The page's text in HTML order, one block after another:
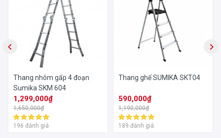
Thang nhôm gấp 4 đoạn
Sumika SKM 604
1,299,000₫
1,650,000₫
196 đánh giá
Thang ghế SUMIKA SKT04
590,000₫
1,190,000₫
189 đánh giá